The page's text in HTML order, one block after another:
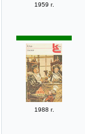
1959 г.
1988 г.